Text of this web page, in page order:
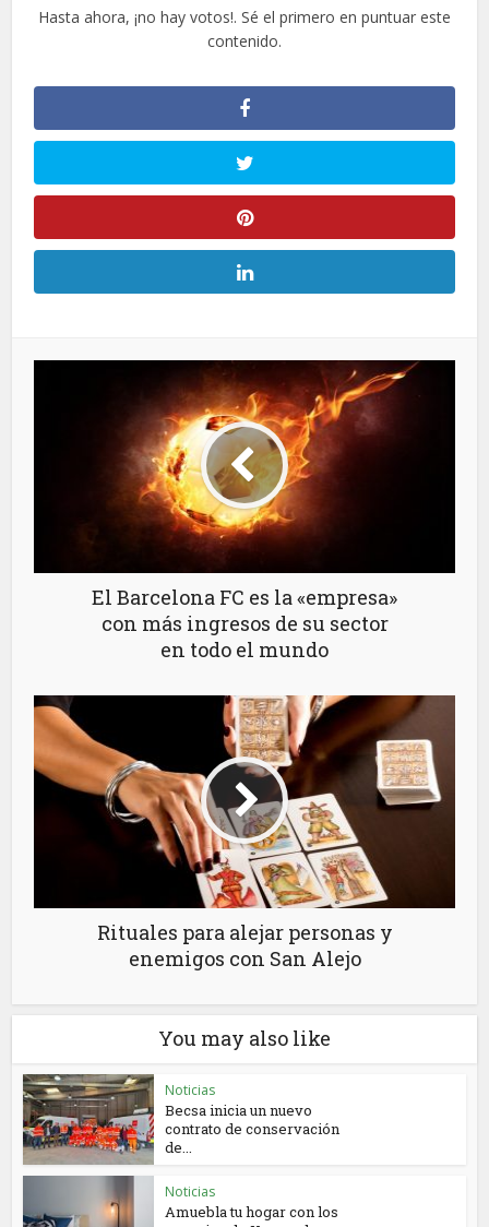
Hasta ahora, ¡no hay votos!. Sé el primero en puntuar este
contenido.
El Barcelona FC es la «empresa»
con más ingresos de su sector
en todo el mundo
Rituales para alejar personas y
enemigos con San Alejo
You may also like
Noticias
Becsa inicia un nuevo
contrato de conservación
de...
Noticias
Amuebla tu hogar con los